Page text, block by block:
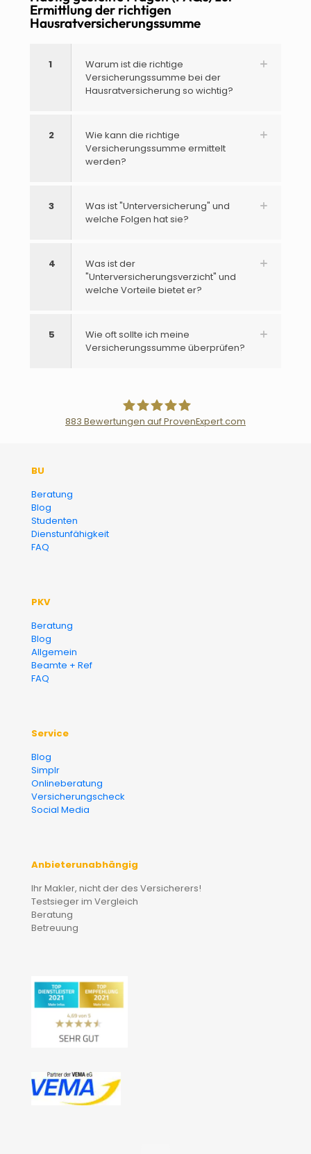
Ermittlung der richtigen
Hausratversicherungssumme
1
Warum ist die richtige
Versicherungssumme bei der
Hausratversicherung so wichtig?
2
Wie kann die richtige
Versicherungssumme ermittelt
werden?
3
Was ist "Unterversicherung" und
welche Folgen hat sie?
4
Was ist der
"Unterversicherungsverzicht" und
welche Vorteile bietet er?
5
Wie oft sollte ich meine
Versicherungssumme überprüfen?
883 Bewertungen auf ProvenExpert.com
BU
Beratung
Blog
Studenten
Dienstunfähigkeit
FAQ
PKV
Beratung
Blog
Allgemein
Beamte + Ref
FAQ
Service
Blog
Simplr
Onlineberatung
Versicherungscheck
Social Media
Anbieterunabhängig
Ihr Makler, nicht der des Versicherers!
Testsieger im Vergleich
Beratung
Betreuung